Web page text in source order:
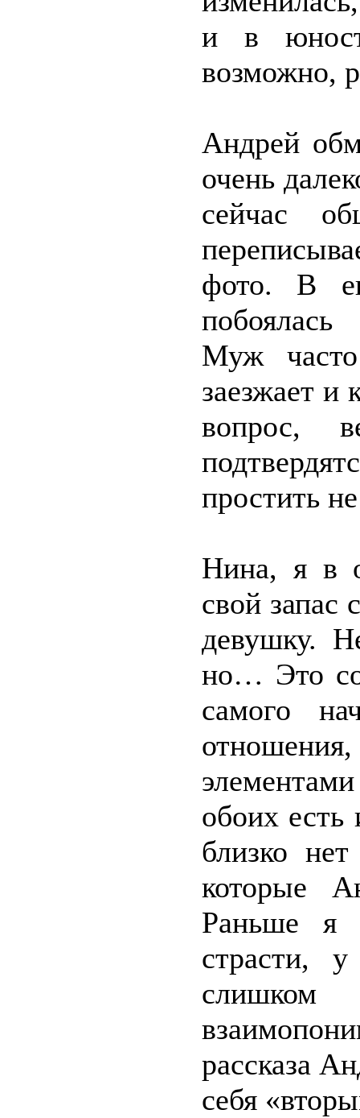
и в
возможно,
Андрей
очень
сейчас
фото. В
побоялась
Муж
заезжает и
вопрос,
простить
Нина, я в
свой запас
девушку.
но… Это
самого
обоих есть
близко
которые
Раньше я
страсти,
рассказа
себя